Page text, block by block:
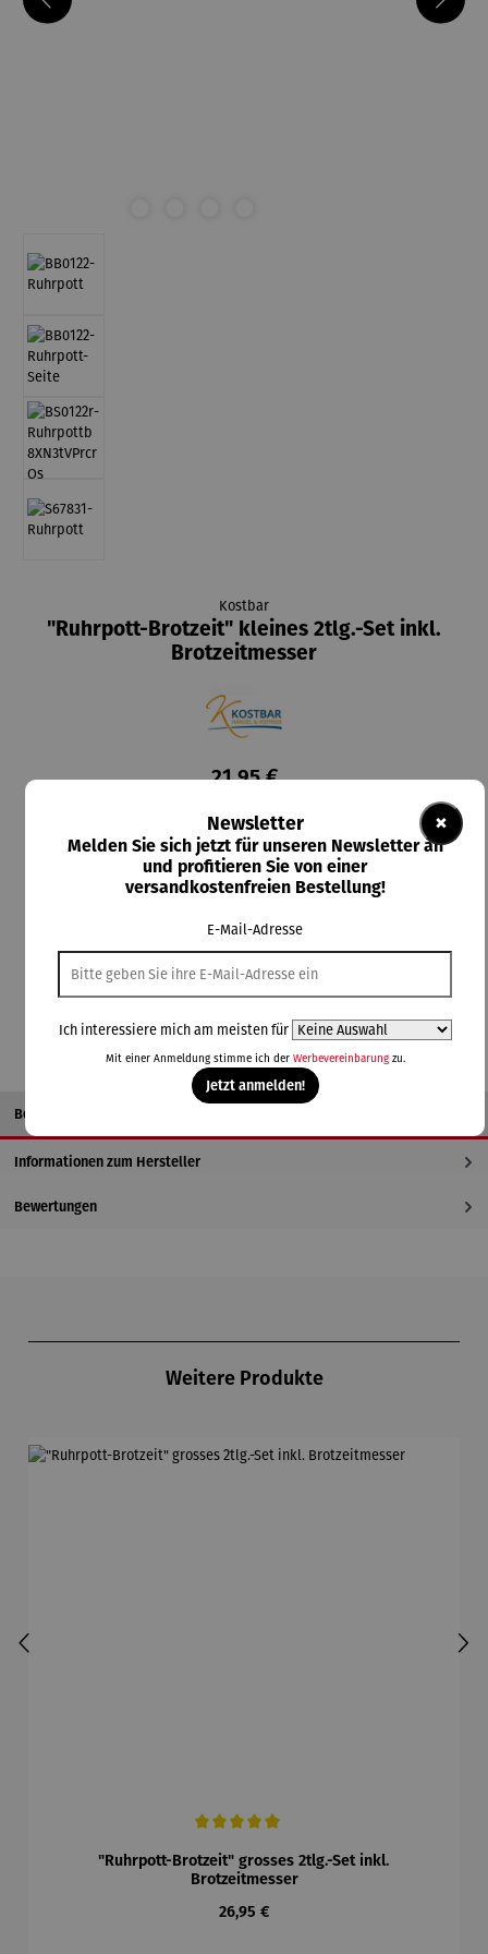
Kostbar
"Ruhrpott-Brotzeit" kleines 2tlg.-Set inkl.
Brotzeitmesser
21,95 €
Lieferzeit: 2-5 Tage
Messerfarbeauswählen
orange pink
In den Warenkorb
Beschreibung
Informationen zum Hersteller
Bewertungen
Weitere Produkte
"Ruhrpott-Brotzeit" grosses 2tlg.-Set inkl.
Brotzeitmesser
Regulärer Preis:
26,95 €
×
Newsletter
Melden Sie sich jetzt für unseren Newsletter an
und profitieren Sie von einer
versandkostenfreien Bestellung!
E-Mail-Adresse
Ich interessiere mich am meisten für
Mit einer Anmeldung stimme ich der Werbevereinbarungzu.
Jetzt anmelden!